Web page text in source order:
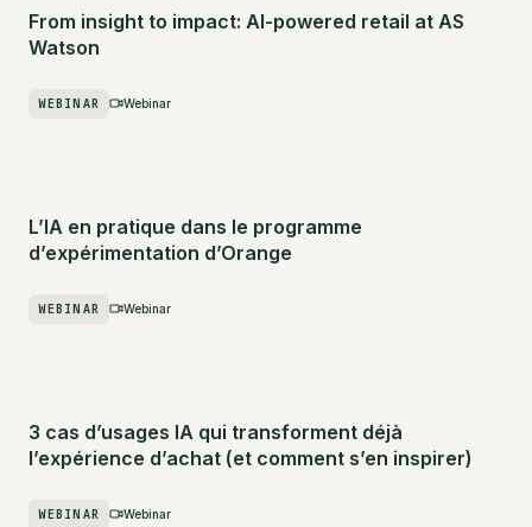
From insight to impact: AI-powered retail at AS
Watson
WEBINAR Webinar
L’IA en pratique dans le programme
d’expérimentation d’Orange
WEBINAR Webinar
3 cas d’usages IA qui transforment déjà
l’expérience d’achat (et comment s’en inspirer)
WEBINAR Webinar